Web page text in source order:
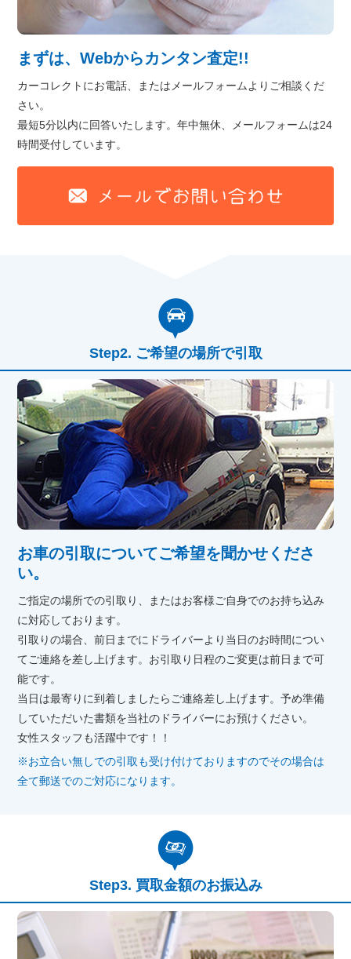
まずは、Webからカンタン査定!!
カーコレクトにお電話、またはメールフォームよりご相談くだ
さい。
最短5分以内に回答いたします。年中無休、メールフォームは24
時間受付しています。
ご希望の場所で引取
お車の引取についてご希望を聞かせくださ
い。
ご指定の場所での引取り、またはお客様ご自身でのお持ち込み
に対応しております。
引取りの場合、前日までにドライバーより当日のお時間につい
てご連絡を差し上げます。お引取り日程のご変更は前日まで可
能です。
当日は最寄りに到着しましたらご連絡差し上げます。予め準備
していただいた書類を当社のドライバーにお預けください。
女性スタッフも活躍中です！！
※お立合い無しでの引取も受け付けておりますのでその場合は
全て郵送でのご対応になります。
買取金額のお振込み